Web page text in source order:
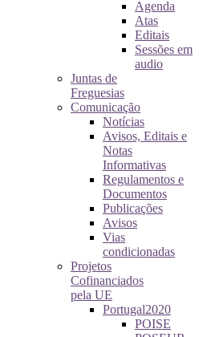
Agenda
Atas
Editais
Sessões em
audio
Juntas de
Freguesias
Comunicação
Notícias
Avisos, Editais e
Notas
Informativas
Regulamentos e
Documentos
Publicações
Avisos
Vias
condicionadas
Projetos
Cofinanciados
pela UE
Portugal2020
POISE